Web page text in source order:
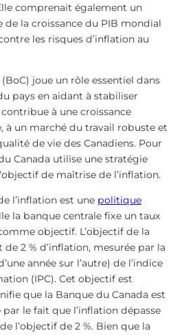
comprenait également un
de la croissance du PIB mondial
les risques d’inflation au
joue un rôle essentiel dans
pays en aidant à stabiliser
à une croissance
à un marché du travail robuste et
de vie des Canadiens. Pour
Canada utilise une stratégie
de maîtrise de l’inflation.
l’inflation est une politique
la banque centrale fixe un taux
objectif. L’objectif de la
2 % d’inflation, mesurée par la
année sur l’autre) de l’indice
(IPC). Cet objectif est
que la Banque du Canada est
le fait que l’inflation dépasse
l’objectif de 2 %. Bien que la